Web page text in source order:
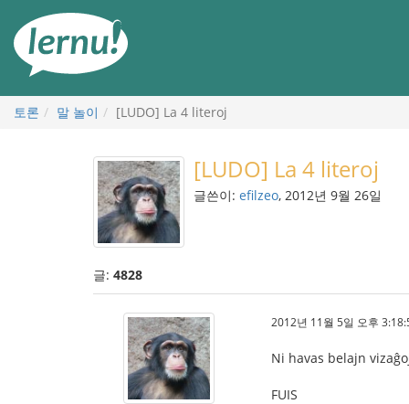
토론 말 놀이 [LUDO] La 4 literoj
[LUDO] La 4 literoj
글쓴이: efilzeo, 2012년 9월 26일
글: 4828
2012년 11월 5일 오후
Ni havas belajn
FUIS